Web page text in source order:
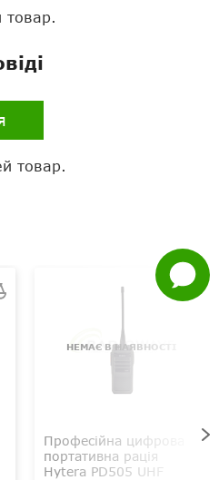
Задати
питання
товар.
товар.
НЕМАЄ В НАЯВНОСТІ
Професійна цифрова
портативна рація
Hytera PD505 UHF